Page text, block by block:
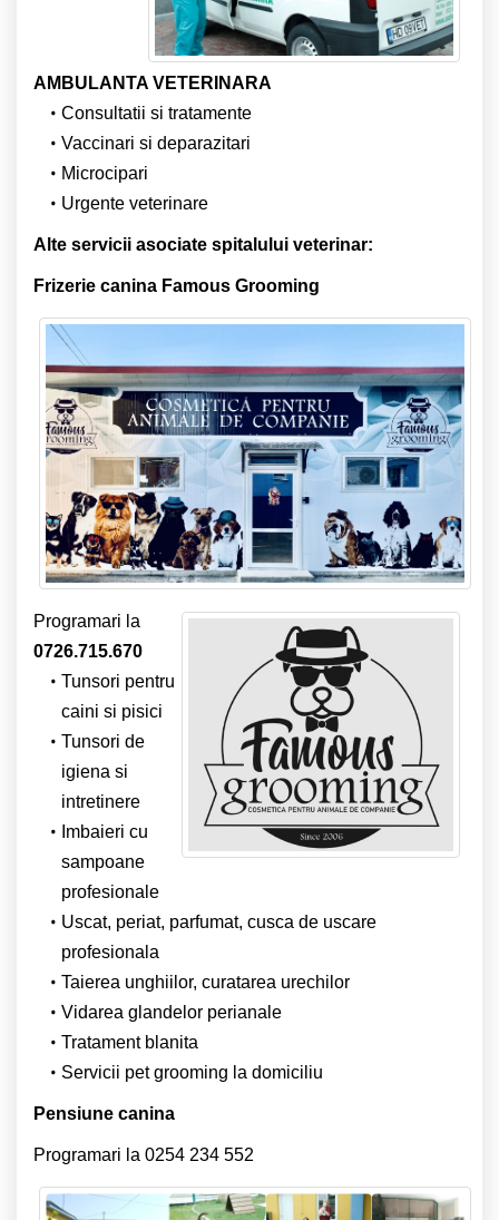
AMBULANTA VETERINARA
Consultatii si tratamente
Vaccinari si deparazitari
Microcipari
Urgente veterinare
Alte servicii asociate spitalului veterinar:
Frizerie canina Famous Grooming
Programari la
0726.715.670
Tunsori pentru
caini si pisici
Tunsori de
igiena si
intretinere
Imbaieri cu
sampoane
profesionale
Uscat, periat, parfumat, cusca de uscare
profesionala
Taierea unghiilor, curatarea urechilor
Vidarea glandelor perianale
Tratament blanita
Servicii pet grooming la domiciliu
Pensiune canina
Programari la 0254 234 552